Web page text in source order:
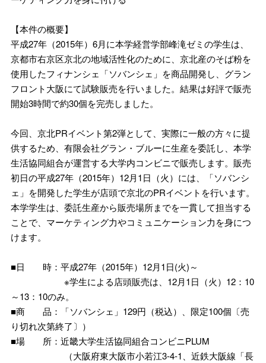
【本件の概要】
平成27年（2015年）6月に本学経営学部峰滝ゼミの学生は、
京都市右京区京北の地域活性化のために、京北産のそば粉を
使用したフィナンシェ「ソバンシェ」を商品開発し、グラン
フロント大阪にて試験販売を行いました。結果は好評で販売
開始3時間で約30個を完売しました。
今回、京北PRイベント第2弾として、実際に一般の方々に提
供するため、有限会社グラン・ブルーに生産を委託し、本学
生活協同組合が運営する大学内コンビニで販売します。販売
初日の平成27年（2015年）12月1日（火）には、「ソバンシ
ェ」を開発した学生が店頭で京北のPRイベントを行います。
本学学生は、委託生産から販売場所までを一貫して担当する
ことで、マーケティング力やコミュニケーション力を身につ
けます。
■日 時：平成27年（2015年）12月1日(火)～
※学生による店頭販売は、12月1日（火）12：10
～13：10のみ。
■商 品：「ソバンシェ」129円（税込）、限定100個〔売
り切れ次第終了〕）
■場 所：近畿大学生活協同組合コンビニPLUM
（大阪府東大阪市小若江3-4-1、近鉄大阪線「長